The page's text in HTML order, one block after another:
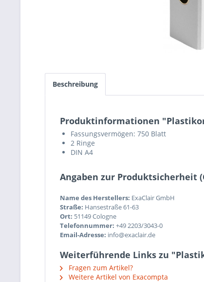
Beschreibung
Produktinformationen
Fassungsvermögen: 750 Blatt
2 Ringe
DIN A4
Angaben zur Produktsicherheit
Name des Herstellers: ExaClair GmbH
Straße: Hansestraße 61-63
Ort: 51149 Cologne
Telefonnummer: +49 2203/3043-0
Email-Adresse: info@exaclair.de
Weiterführende Links zu
Fragen zum Artikel?
Weitere Artikel von Exacompta